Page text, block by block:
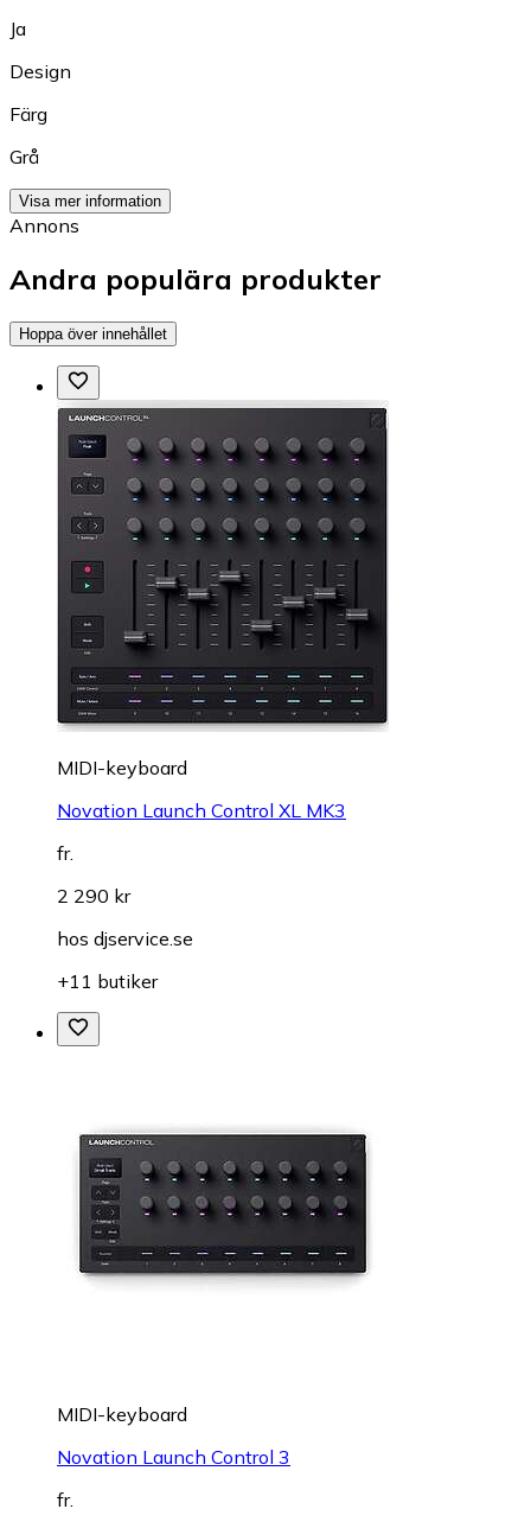
Ja
Design
Färg
Grå
Visa mer information
Annons
Andra populära produkter
Hoppa över innehållet
MIDI-keyboard
Novation Launch Control XL MK3
fr.
2 290 kr
hos djservice.se
+11 butiker
MIDI-keyboard
Novation Launch Control 3
fr.